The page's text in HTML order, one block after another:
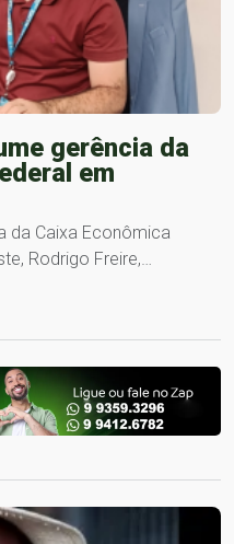
gerência da
em
da Caixa Econômica
Rodrigo Freire,…